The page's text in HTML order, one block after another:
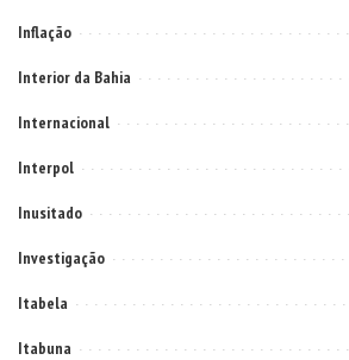
Inflação
Interior da Bahia
Internacional
Interpol
Inusitado
Investigação
Itabela
Itabuna